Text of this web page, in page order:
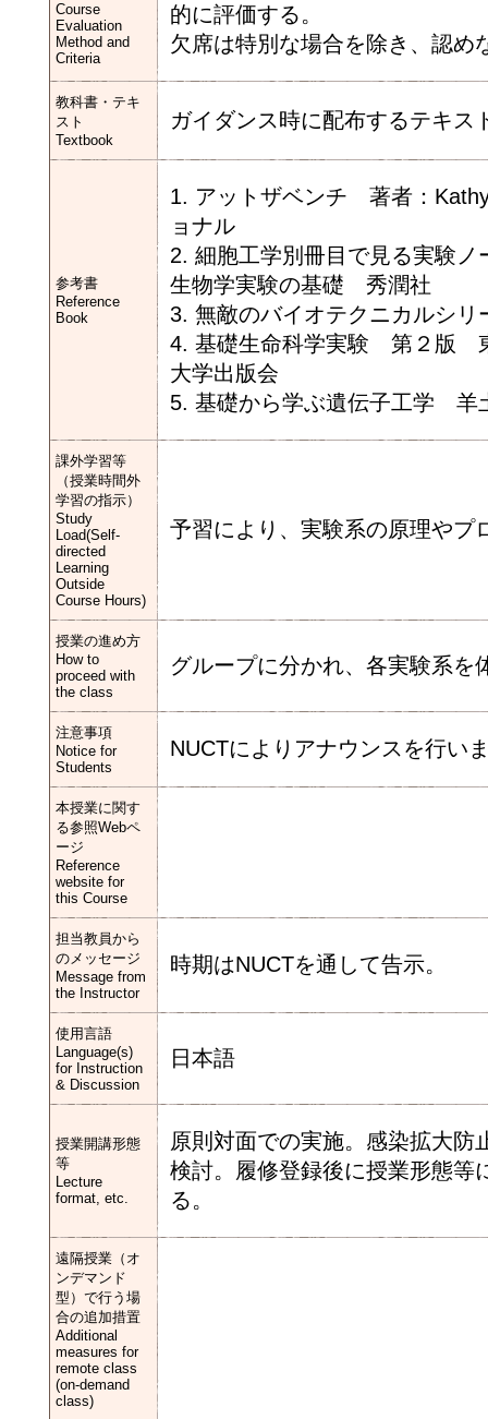
Course
Evaluation
Method and
Criteria
的に評価する。
欠席は特別な場合を除き、認め
教科書・テキ
スト
Textbook
ガイダンス時に配布するテキス
参考書
Reference
Book
1. アットザベンチ 著者：
ョナル
2. 細胞工学別冊目で見る実験
生物学実験の基礎 秀潤社
3. 無敵のバイオテクニカルシ
4. 基礎生命科学実験 第２版
大学出版会
5. 基礎から学ぶ遺伝子工学 羊
課外学習等
（授業時間外
学習の指示）
Study
Load(Self-
directed
Learning
Outside
Course Hours)
予習により、実験系の原理やプ
授業の進め方
How to
proceed with
the class
グループに分かれ、各実験系を
注意事項
Notice for
Students
NUCTによりアナウンスを行い
本授業に関す
る参照Webペ
ージ
Reference
website for
this Course
担当教員から
のメッセージ
Message from
the Instructor
時期はNUCTを通して告示。
使用言語
Language(s)
for Instruction
& Discussion
日本語
授業開講形態
等
Lecture
format, etc.
原則対面での実施。感染拡大防
検討。履修登録後に授業形態等
る。
遠隔授業（オ
ンデマンド
型）で行う場
合の追加措置
Additional
measures for
remote class
(on-demand
class)